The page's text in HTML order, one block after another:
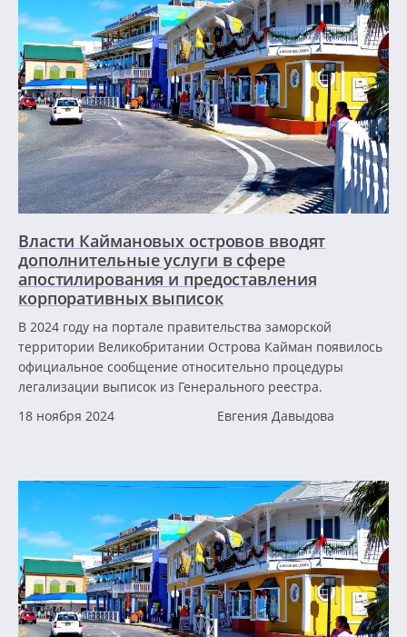
Власти Каймановых островов вводят
дополнительные услуги в сфере
апостилирования и предоставления
корпоративных выписок
В 2024 году на портале правительства заморской
территории Великобритании Острова Кайман появилось
официальное сообщение относительно процедуры
легализации выписок из Генерального реестра.
18 ноября 2024
Евгения Давыдова